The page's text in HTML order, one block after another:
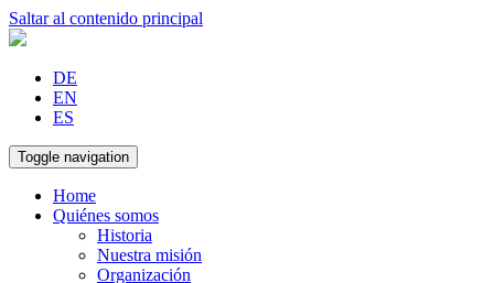
Saltar al contenido principal
DE
EN
ES
Toggle navigation
Home
Quiénes somos
Historia
Nuestra misión
Organización